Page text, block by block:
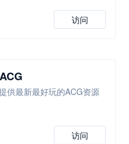
访问
供最新最好玩的ACG资源
访问